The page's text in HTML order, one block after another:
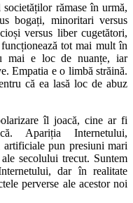
rămase în urmă,
bogați, minoritari versus
versus liber cugetători,
tot mai mult în
mai e loc de nuanțe, iar
Empatia e o limbă străină.
că ea lasă loc de abuz
îl joacă, cine ar fi
Apariția Internetului,
pun presiuni mari
secolului trecut. Suntem
dar în realitate
perverse ale acestor noi